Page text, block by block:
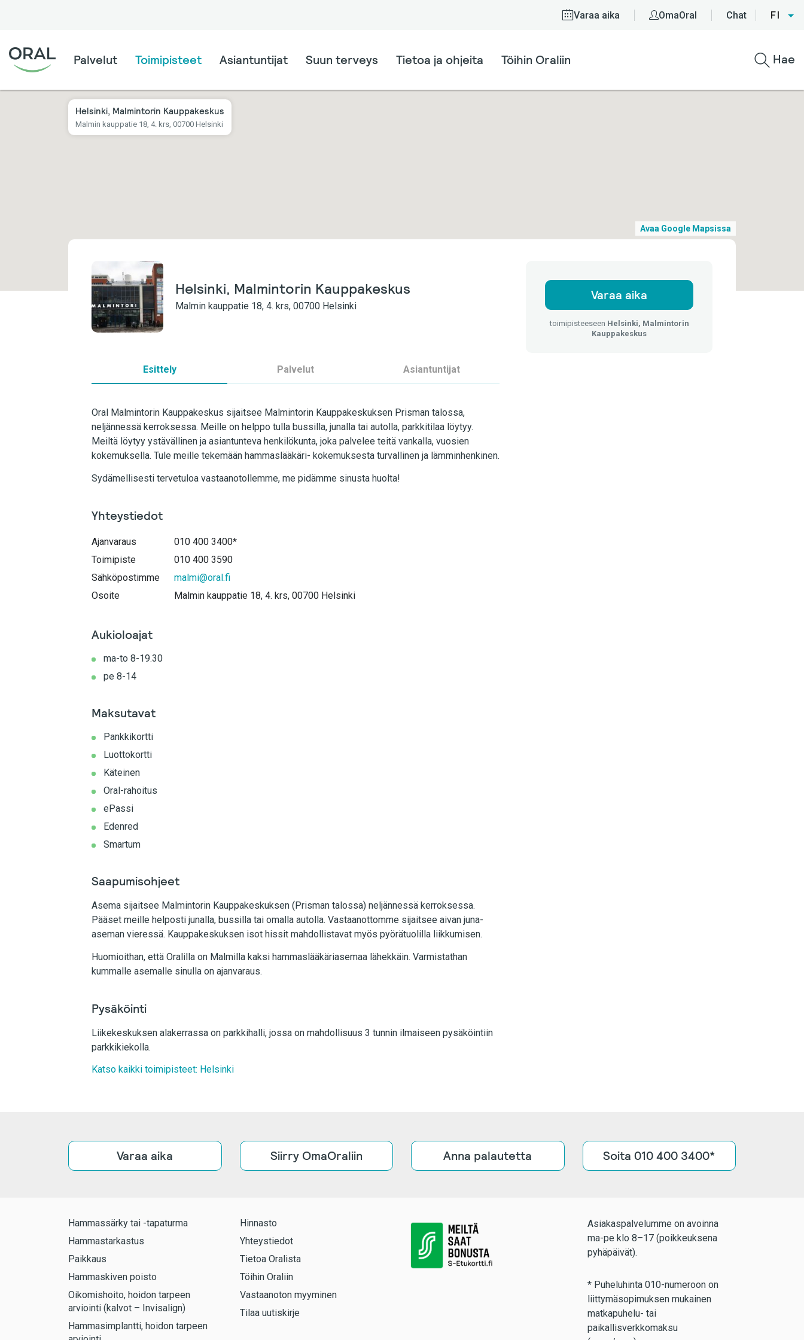
Varaa aika OmaOral Chat FI
Palvelut Toimipisteet Asiantuntijat Suun terveys Tietoa ja ohjeita Töihin Oraliin Hae
Helsinki, Malmintorin Kauppakeskus
Malmin kauppatie 18, 4. krs, 00700 Helsinki
Avaa Google Mapsissa
Varaa aika
toimipisteeseen Helsinki, Malmintorin
Kauppakeskus
Helsinki, Malmintorin Kauppakeskus
Malmin kauppatie 18, 4. krs, 00700 Helsinki
Esittely Palvelut Asiantuntijat
Oral Malmintorin Kauppakeskus sijaitsee Malmintorin Kauppakeskuksen Prisman talossa,
neljännessä kerroksessa. Meille on helppo tulla bussilla, junalla tai autolla, parkkitilaa löytyy.
Meiltä löytyy ystävällinen ja asiantunteva henkilökunta, joka palvelee teitä vankalla, vuosien
kokemuksella. Tule meille tekemään hammaslääkäri- kokemuksesta turvallinen ja lämminhenkinen.
Sydämellisesti tervetuloa vastaanotollemme, me pidämme sinusta huolta!
Yhteystiedot
Ajanvaraus
010 400 3400*
Toimipiste
010 400 3590
Sähköpostimme
malmi@oral.fi
Osoite
Malmin kauppatie 18, 4. krs, 00700 Helsinki
Aukioloajat
ma-to 8-19.30
pe 8-14
Maksutavat
Pankkikortti
Luottokortti
Käteinen
Oral-rahoitus
ePassi
Edenred
Smartum
Saapumisohjeet
Asema sijaitsee Malmintorin Kauppakeskuksen (Prisman talossa) neljännessä kerroksessa.
Pääset meille helposti junalla, bussilla tai omalla autolla. Vastaanottomme sijaitsee aivan juna-
aseman vieressä. Kauppakeskuksen isot hissit mahdollistavat myös pyörätuolilla liikkumisen.
Huomioithan, että Oralilla on Malmilla kaksi hammaslääkäriasemaa lähekkäin. Varmistathan
kummalle asemalle sinulla on ajanvaraus.
Pysäköinti
Liikekeskuksen alakerrassa on parkkihalli, jossa on mahdollisuus 3 tunnin ilmaiseen pysäköintiin
parkkikiekolla.
Katso kaikki toimipisteet: Helsinki
Varaa aika Siirry OmaOraliin Anna palautetta Soita 010 400 3400*
Hammassärky tai -tapaturma
Hammastarkastus
Paikkaus
Hammaskiven poisto
Oikomishoito, hoidon tarpeen
arviointi (kalvot – Invisalign)
Hammasimplantti, hoidon tarpeen
Hinnasto
Yhteystiedot
Tietoa Oralista
Töihin Oraliin
Vastaanoton myyminen
Tilaa uutiskirje
Asiakaspalvelumme on avoinna
ma-pe klo 8–17 (poikkeuksena
pyhäpäivät).
* Puheluhinta 010-numeroon on
liittymäsopimuksen mukainen
matkapuhelu- tai
paikallisverkkomaksu